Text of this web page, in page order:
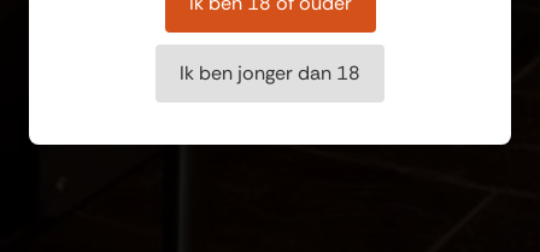
Ik ben jonger dan 18